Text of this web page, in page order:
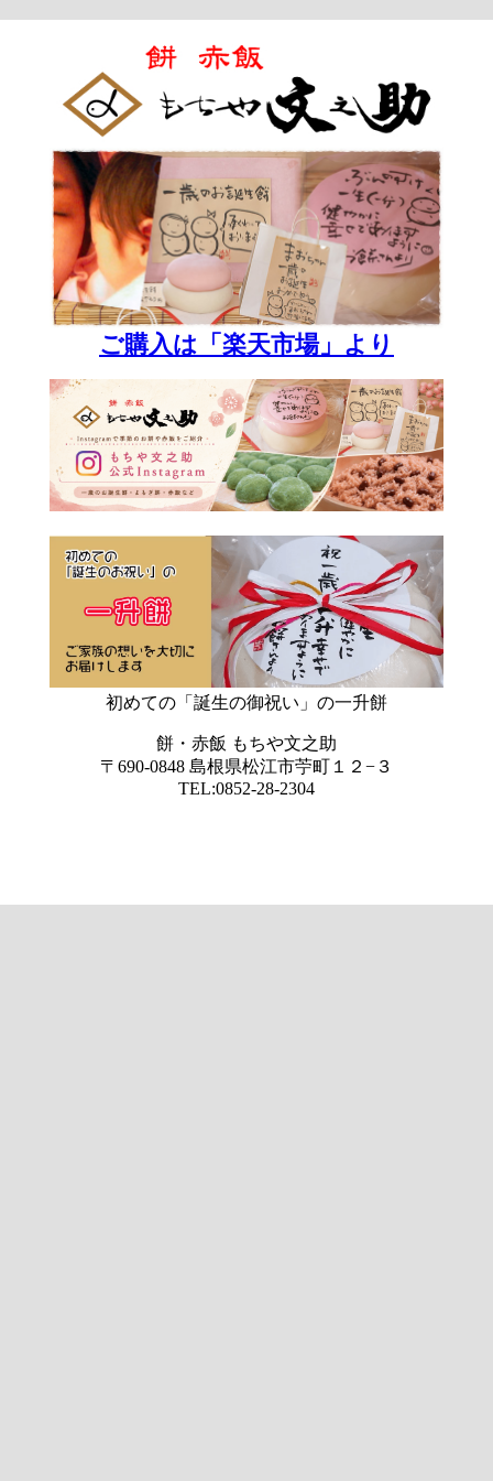
ご購入は「楽天市場」より
初めての「誕生の御祝い」の一升餅
餅・赤飯 もちや文之助
〒690-0848 島根県松江市苧町１２−３
TEL:0852-28-2304